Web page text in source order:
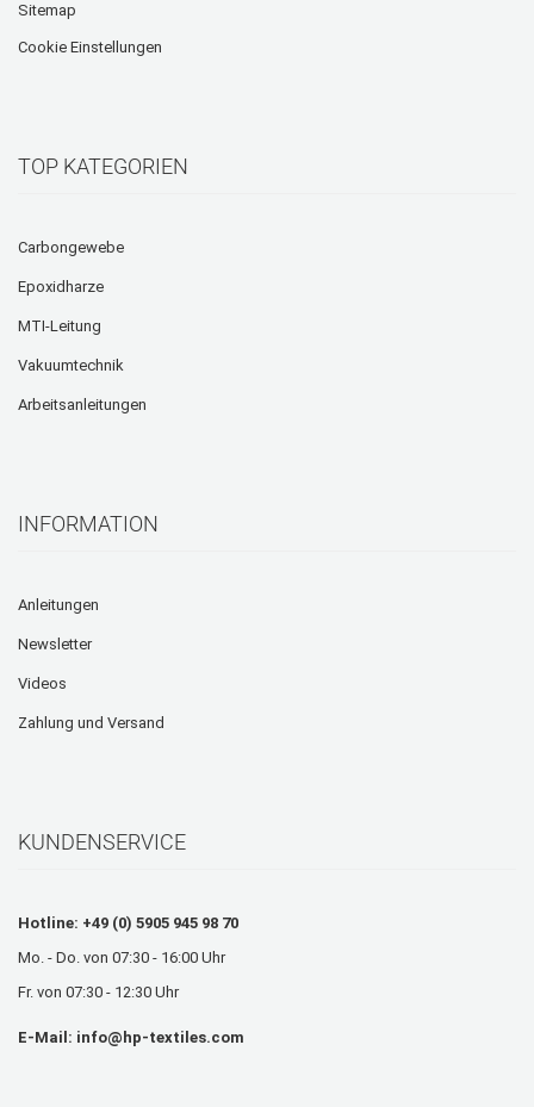
Sitemap
Cookie Einstellungen
TOP KATEGORIEN
Carbongewebe
Epoxidharze
MTI-Leitung
Vakuumtechnik
Arbeitsanleitungen
INFORMATION
Anleitungen
Newsletter
Videos
Zahlung und Versand
KUNDENSERVICE
Hotline: +49 (0) 5905 945 98 70
Mo. - Do. von 07:30 - 16:00 Uhr
Fr. von 07:30 - 12:30 Uhr
E-Mail: info@hp-textiles.com